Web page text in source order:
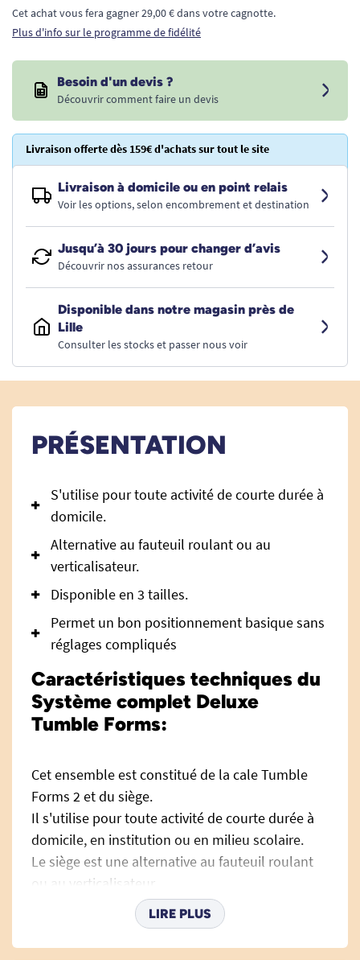
Cet achat vous fera gagner 29,00 € dans votre cagnotte.
Plus d'info sur le programme de fidélité
Besoin d'un devis ?
Découvrir comment faire un devis
Livraison offerte dès 159€ d'achats sur tout le site
Livraison à domicile ou en point relais
Voir les options, selon encombrement et destination
Jusqu’à 30 jours pour changer d’avis
Découvrir nos assurances retour
Disponible dans notre magasin près de
Lille
Consulter les stocks et passer nous voir
PRÉSENTATION
S'utilise pour toute activité de courte durée à
domicile.
Alternative au fauteuil roulant ou au
verticalisateur.
Disponible en 3 tailles.
Permet un bon positionnement basique sans
réglages compliqués
Caractéristiques techniques du
Système complet Deluxe
Tumble Forms:
Cet ensemble est constitué de la cale Tumble
Forms 2 et du siège.
Il s'utilise pour toute activité de courte durée à
domicile, en institution ou en milieu scolaire.
Le siège est une alternative au fauteuil roulant
ou au verticalisateur.
Il est disponible en 3 tailles.
Ce système permet un bon positionnement
basique sans réglages compliqués.
LIRE PLUS